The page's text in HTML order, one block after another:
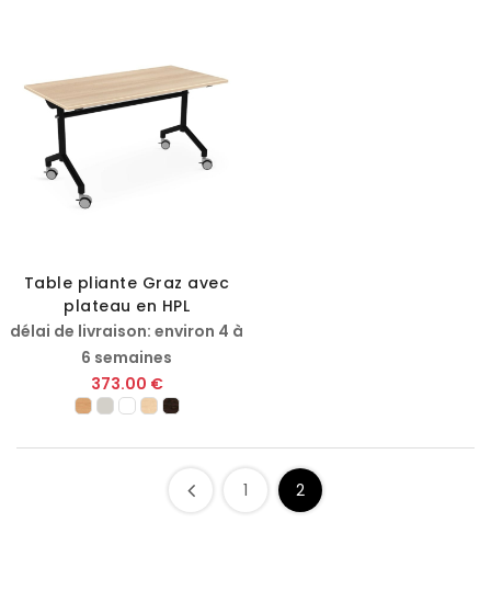
Table pliante Graz avec
plateau en HPL
délai de livraison: environ 4 à
6 semaines
373.00 €
1 2